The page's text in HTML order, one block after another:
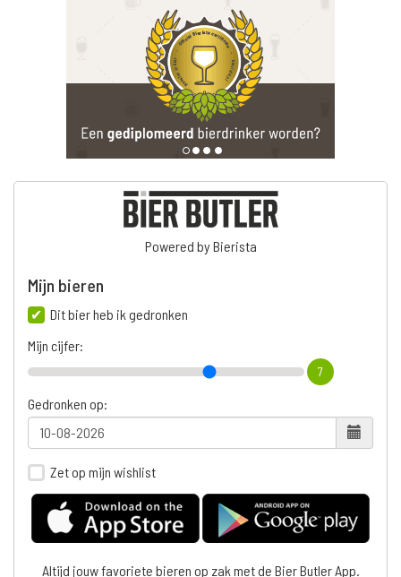
Powered by Bierista
Mijn bieren
Dit bier heb ik gedronken
Mijn cijfer:
7
Gedronken op:
Zet op mijn wishlist
Altijd jouw favoriete bieren op zak met de Bier Butler App.